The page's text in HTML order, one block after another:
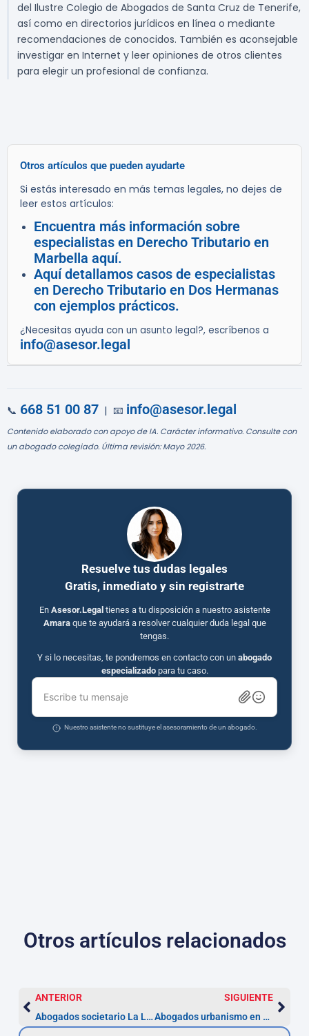
del Ilustre Colegio de Abogados de Santa Cruz de Tenerife,
así como en directorios jurídicos en línea o mediante
recomendaciones de conocidos. También es aconsejable
investigar en Internet y leer opiniones de otros clientes
para elegir un profesional de confianza.
Otros artículos que pueden ayudarte
Si estás interesado en más temas legales, no dejes de
leer estos artículos:
Encuentra más información sobre
especialistas en Derecho Tributario en
Marbella aquí.
Aquí detallamos casos de especialistas
en Derecho Tributario en Dos Hermanas
con ejemplos prácticos.
¿Necesitas ayuda con un asunto legal?, escríbenos a
info@asesor.legal
📞 668 51 00 87 | 📧 info@asesor.legal
Contenido elaborado con apoyo de IA. Carácter informativo. Consulte con
un abogado colegiado. Última revisión: Mayo 2026.
Resuelve tus dudas legales
Gratis, inmediato y sin registrarte
En Asesor.Legal tienes a tu disposición a nuestro asistente
Amaraque te ayudará a resolver cualquier duda legal que
tengas.
Y si lo necesitas, te pondremos en contacto con un abogado
especializadopara tu caso.
Escribe tu mensaje
Nuestro asistente no sustituye el asesoramiento de un abogado.
Otros artículos relacionados
ANTERIOR
Abogados societario La Laguna: constitución 2-4 semanas
SIGUIENTE
Abogados urbanismo en La Laguna: licencias 1-3 meses